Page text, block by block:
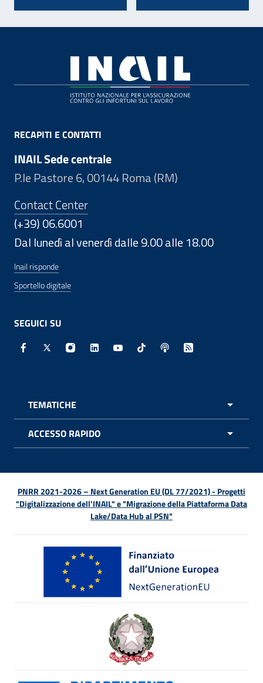
RECAPITI E CONTATTI
INAIL Sede centrale
P.le Pastore 6, 00144 Roma (RM)
Contact Center
(+39) 06.6001
Dal lunedì al venerdì dalle 9.00 alle 18.00
Inail risponde
Sportello digitale
SEGUICI SU
Facebook - Sito esterno - Apertura in nuova finestra
X - Sito esterno - Apertura in nuova finestra
Instagram - Sito esterno - Apertura in
Linkedin - Sito esterno - Apertura in
Youtube - Sito esterno -
TikTok - Sito esterno -
Spreaker - Sito
Feed RSS -
TEMATICHE
ACCESSO RAPIDO
PNRR 2021-2026 – Next Generation EU (DL 77/2021) - Progetti
"Digitalizzazione dell’INAIL" e "Migrazione della Piattaforma Data
Lake/Data Hub al PSN"